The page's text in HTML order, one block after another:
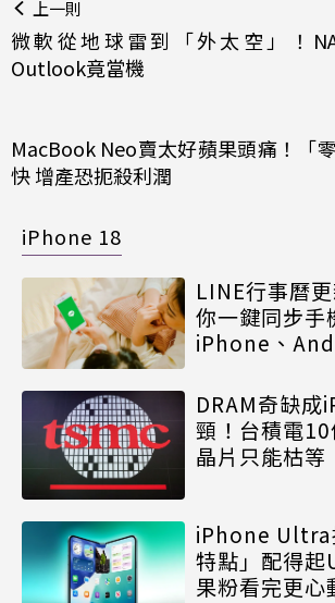
上一則
微軟從地球雷到「外太空」！
Outlook竟當機
MacBook Neo賣太好蘋果頭痛！「
快 增產恐扼殺利潤
iPhone 18
LINE行事曆
你一鍵同步手
iPhone、
DRAM奇缺
頸！台積電
晶片只能枯等
iPhone Ultra
特點」配得起
果粉看完更心